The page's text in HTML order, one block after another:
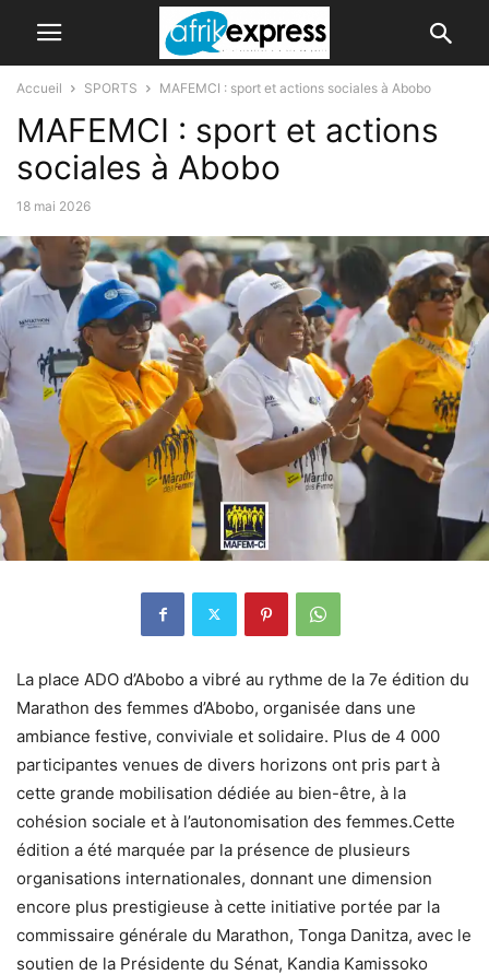
Accueil SPORTS MAFEMCI : sport et actions sociales à Abobo
MAFEMCI : sport et actions
sociales à Abobo
18 mai 2026
La place ADO d’Abobo a vibré au rythme de la 7e édition du
Marathon des femmes d’Abobo, organisée dans une
ambiance festive, conviviale et solidaire. Plus de 4 000
participantes venues de divers horizons ont pris part à
cette grande mobilisation dédiée au bien-être, à la
cohésion sociale et à l’autonomisation des femmes.Cette
édition a été marquée par la présence de plusieurs
organisations internationales, donnant une dimension
encore plus prestigieuse à cette initiative portée par la
commissaire générale du Marathon, Tonga Danitza, avec le
soutien de la Présidente du Sénat, Kandia Kamissoko